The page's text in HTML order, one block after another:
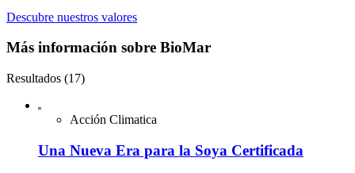
Descubre nuestros valores
Más información sobre BioMar
Resultados (17)
Acción Climatica
Una Nueva Era para la Soya Certificada